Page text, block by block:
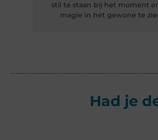
stil te staan bij het moment
magie in het gewone te
Had je